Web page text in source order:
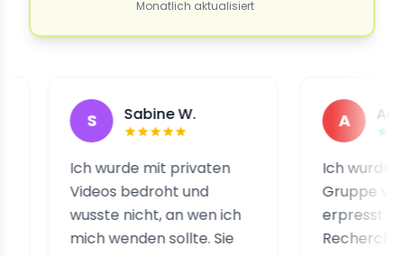
Monatlich aktualisiert
Sabine W.
Ich wurde mit privaten
Videos bedroht und
wusste nicht, an wen ich
mich wenden sollte. Sie
Andrea H.
Ich wurde von
Gruppe von
erpresst und
Recherche habe